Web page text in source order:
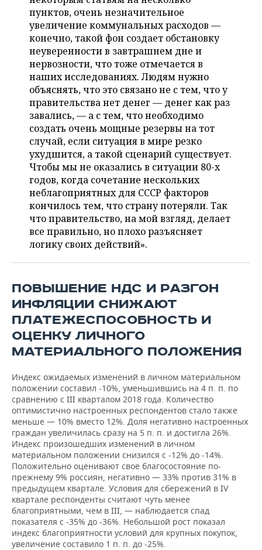
пунктов, очень незначительное
увеличение коммунальных расходов —
конечно, такой фон создает обстановку
неуверенности в завтрашнем дне и
нервозности, что тоже отмечается в
наших исследованиях. Людям нужно
объяснять, что это связано не с тем, что у
правительства нет денег — денег как раз
завались, — а с тем, что необходимо
создать очень мощные резервы на тот
случай, если ситуация в мире резко
ухудшится, а такой сценарий существует.
Чтобы мы не оказались в ситуации 80-х
годов, когда сочетание нескольких
неблагоприятных для СССР факторов
кончилось тем, что страну потеряли. Так
что правительство, на мой взгляд, делает
все правильно, но плохо разъясняет
логику своих действий».
ПОВЫШЕНИЕ НДС И РАЗГОН
ИНФЛЯЦИИ СНИЖАЮТ
ПЛАТЕЖЕСПОСОБНОСТЬ И
ОЦЕНКУ ЛИЧНОГО
МАТЕРИАЛЬНОГО ПОЛОЖЕНИЯ
Индекс ожидаемых изменений в личном материальном
положении составил -10%, уменьшившись на 4 п. п. по
сравнению с III кварталом 2018 года. Количество
оптимистично настроенных респондентов стало также
меньше — 10% вместо 12%. Доля негативно настроенных
граждан увеличилась сразу на 5 п. п. и достигла 26%.
Индекс произошедших изменений в личном
материальном положении снизился с -12% до -14%.
Положительно оценивают свое благосостояние по-
прежнему 9% россиян, негативно — 33% против 31% в
предыдущем квартале. Условия для сбережений в IV
квартале респонденты считают чуть менее
благоприятными, чем в III, — наблюдается спад
показателя с -35% до -36%. Небольшой рост показал
индекс благоприятности условий для крупных покупок,
увеличение составило 1 п. п. до -25%.